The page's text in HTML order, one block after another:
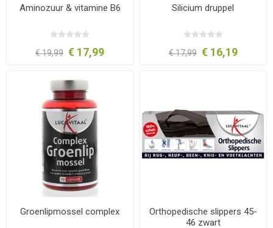
Aminozuur & vitamine B6
€ 19,99 € 17,99
Silicium druppel
€ 17,99 € 16,19
Groenlipmossel complex
Orthopedische slippers 45-
46 zwart